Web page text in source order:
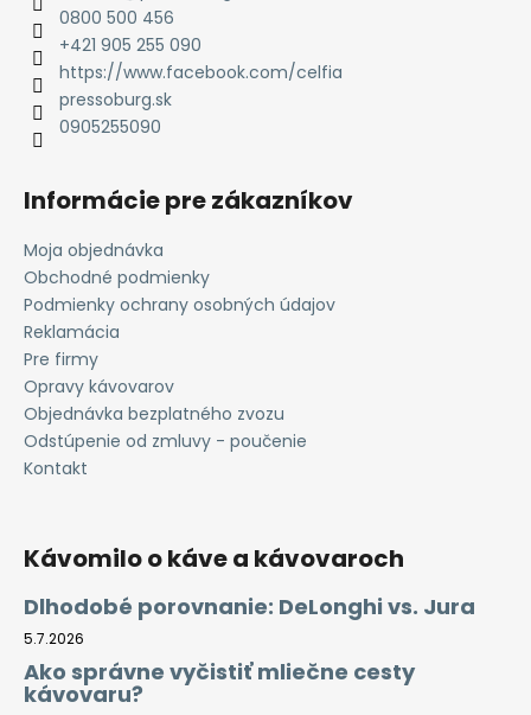
0800 500 456
+421 905 255 090
https://www.facebook.com/celfia
pressoburg.sk
0905255090
Informácie pre zákazníkov
Moja objednávka
Obchodné podmienky
Podmienky ochrany osobných údajov
Reklamácia
Pre firmy
Opravy kávovarov
Objednávka bezplatného zvozu
Odstúpenie od zmluvy - poučenie
Kontakt
Kávomilo o káve a kávovaroch
Dlhodobé porovnanie: DeLonghi vs. Jura
5.7.2026
Ako správne vyčistiť mliečne cesty
kávovaru?